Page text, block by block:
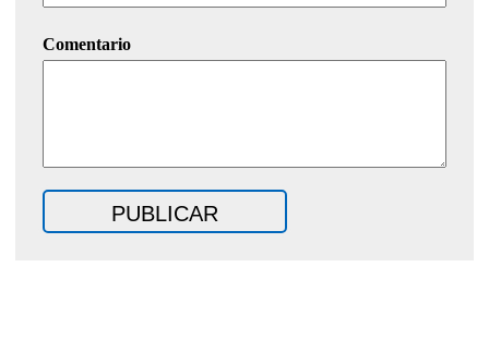
Comentario